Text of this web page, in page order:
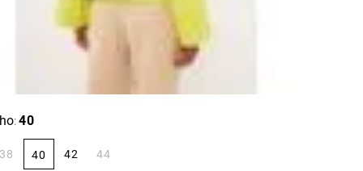
: 40
38 40 42 44